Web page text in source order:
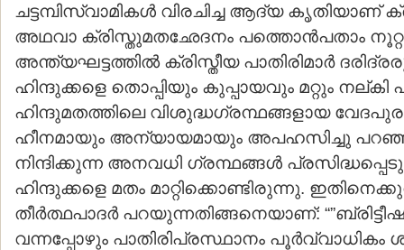
ചട്ടമ്പിസ്വാമികള്‍ വിരചിച്ച ആദ്യ കൃതിയാണ്
അഥവാ ക്രിസ്തുമതഛേദനം പത്തൊന്‍പതാം
അന്ത്യഘട്ടത്തില്‍ ക്രിസ്തീയ പാതിരിമാര്‍
ഹിന്ദുക്കളെ തൊപ്പിയും കുപ്പായവും മറ്റും നല്കി
ഹിന്ദുമതത്തിലെ വിശുദ്ധഗ്രന്ഥങ്ങളായ
ഹീനമായും അന്യായമായും അപഹസിച്ചു
നിന്ദിക്കുന്ന അനവധി ഗ്രന്ഥങ്ങള്‍
ഹിന്ദുക്കളെ മതം മാറ്റിക്കൊണ്ടിരുന്നു.
തീര്‍ത്ഥപാദര്‍ പറയുന്നതിങ്ങനെയാണ്:
വന്നപ്പോഴും പാതിരിപ്രസ്ഥാനം പൂര്‍വ്വാധികം